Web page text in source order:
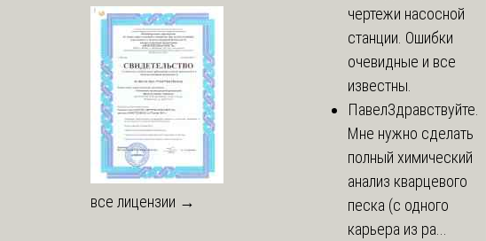
все лицензии →
чертежи насосной
станции. Ошибки
очевидные и все
известны.
ПавелЗдравствуйте.
Мне нужно сделать
полный химический
анализ кварцевого
песка (с одного
карьера из ра...